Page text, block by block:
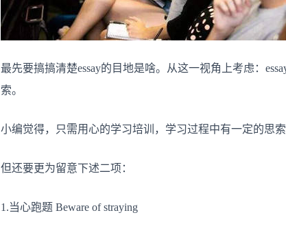
最先要搞搞清楚essay的目地是啥。从这一视角上考虑：
索。
小编觉得，只需用心的学习培训，学习过程中有一定的思索
但还要更为留意下述二项：
1.当心跑题 Beware of straying